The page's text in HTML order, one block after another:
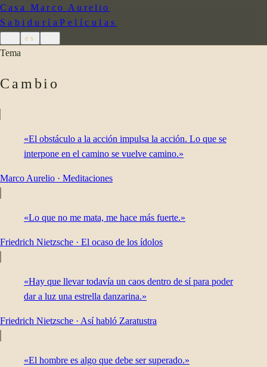
Casa Marco Aurelio
SabiduríaPelículas
es
Tema
Cambio
«El obstáculo a la acción impulsa la acción. Lo que se
interpone en el camino se vuelve camino.»
Marco Aurelio · Meditaciones
«Lo que no me mata, me hace más fuerte.»
Friedrich Nietzsche · El ocaso de los ídolos
«Hay que llevar todavía un caos dentro de sí para poder
dar a luz una estrella danzarina.»
Friedrich Nietzsche · Así habló Zaratustra
«El hombre es algo que debe ser superado.»